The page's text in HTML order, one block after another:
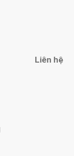
Liên hệ